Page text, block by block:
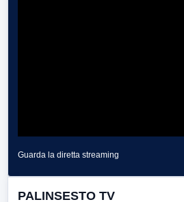
Guarda la diretta streaming
PALINSESTO TV